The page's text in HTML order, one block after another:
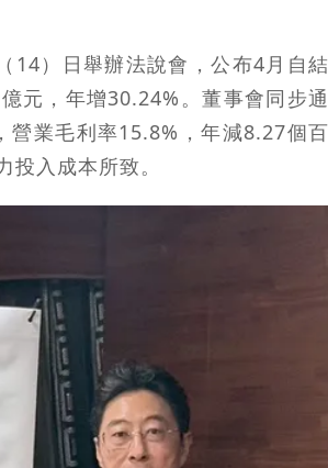
14）日舉辦法說會，公布4月自結
元，年增30.24%。董事會同步通
業毛利率15.8%，年減8.27個百
入成本所致。